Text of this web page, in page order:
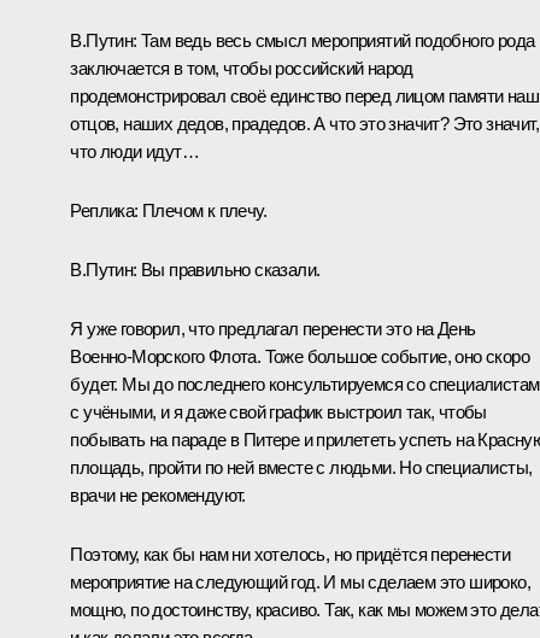
В.Путин: Там ведь весь смысл мероприятий подобного рода
заключается в том, чтобы российский народ
продемонстрировал своё единство перед лицом памяти
отцов, наших дедов, прадедов. А что это значит? Это значит,
что люди идут…
Реплика: Плечом к плечу.
В.Путин: Вы правильно сказали.
Я уже говорил, что предлагал перенести это на День
Военно‑Морского Флота. Тоже большое событие, оно скоро
будет. Мы до последнего консультируемся со
с учёными, и я даже свой график выстроил так, чтобы
побывать на параде в Питере и прилететь успеть на
площадь, пройти по ней вместе с людьми. Но специалисты,
врачи не рекомендуют.
Поэтому, как бы нам ни хотелось, но придётся перенести
мероприятие на следующий год. И мы сделаем это широко,
мощно, по достоинству, красиво. Так, как мы можем это